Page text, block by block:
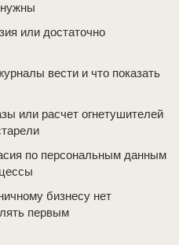
нужны
или достаточно
вести и что показать
или расчет огнетушителей
по персональным данным
бизнесу нет
первым